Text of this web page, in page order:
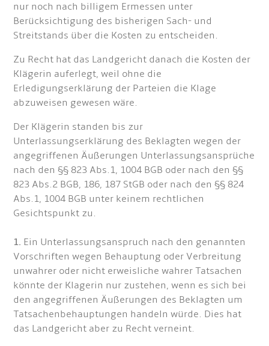
nur noch nach billigem Ermessen unter
Berücksichtigung des bisherigen Sach- und
Streitstands über die Kosten zu entscheiden.
Zu Recht hat das Landgericht danach die Kosten der
Klägerin auferlegt, weil ohne die
Erledigungserklärung der Parteien die Klage
abzuweisen gewesen wäre.
Der Klägerin standen bis zur
Unterlassungserklärung des Beklagten wegen der
angegriffenen Äußerungen Unterlassungsansprüche
nach den §§ 823 Abs.1, 1004 BGB oder nach den §§
823 Abs.2 BGB, 186, 187 StGB oder nach den §§ 824
Abs.1, 1004 BGB unter keinem rechtlichen
Gesichtspunkt zu.
1. Ein Unterlassungsanspruch nach den genannten
Vorschriften wegen Behauptung oder Verbreitung
unwahrer oder nicht erweisliche wahrer Tatsachen
könnte der Klagerin nur zustehen, wenn es sich bei
den angegriffenen Äußerungen des Beklagten um
Tatsachenbehauptungen handeln würde. Dies hat
das Landgericht aber zu Recht verneint.